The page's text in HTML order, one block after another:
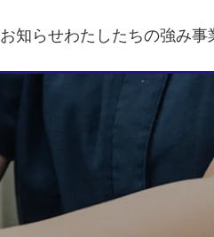
お知らせわたしたちの強み事